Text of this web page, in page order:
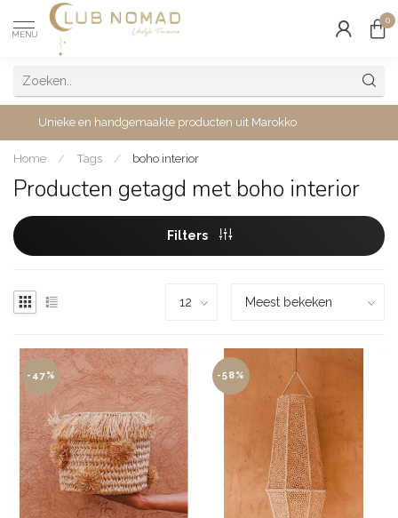
MENU
0
Unieke en handgemaakte producten uit Marokko
Home / Tags / boho interior
Producten getagd met boho interior
Filters
-47% -58%